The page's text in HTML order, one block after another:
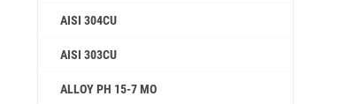
AISI 304CU
AISI 303CU
ALLOY PH 15-7 MO